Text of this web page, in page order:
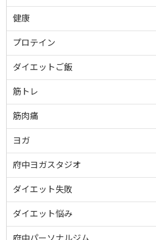
健康
プロテイン
ダイエットご飯
筋トレ
筋肉痛
ヨガ
府中ヨガスタジオ
ダイエット失敗
ダイエット悩み